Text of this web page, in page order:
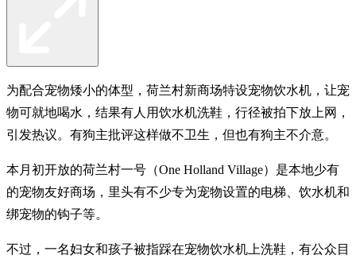
为配合宠物矮小的体型，荷兰村新商场特设宠物饮水机，让宠
物可就地喝水，结果有人用饮水机洗鞋，行径被拍下放上网，
引发热议。有狗主批评这样做不卫生，但也有狗主不介意。
本月初开放的荷兰村一号（One Holland Village）是本地少有
的宠物友好商场，里头有不少专为宠物设置的电梯、饮水机和
绑宠物的钩子等。
不过，一名妇女和孩子被指踩在宠物饮水机上洗鞋，有公众目